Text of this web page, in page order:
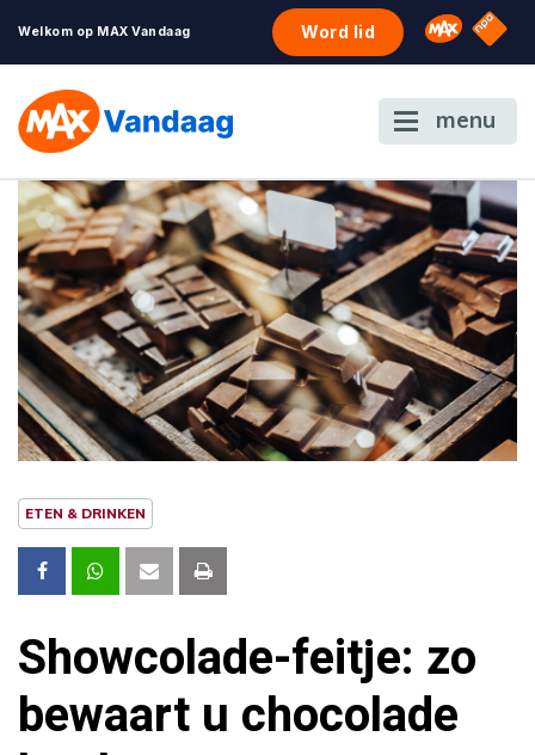
Welkom op MAX Vandaag Word lid Omroep
NPO
menu
ETEN & DRINKEN
Showcolade-feitje: zo
bewaart u chocolade